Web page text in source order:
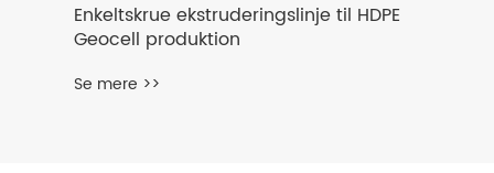
Enkeltskrue ekstruderingslinje til HDPE
Geocell produktion
Se mere >>